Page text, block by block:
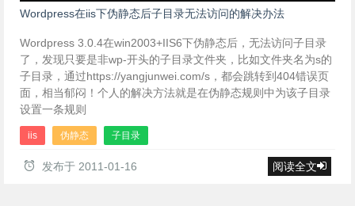
Wordpress在iis下伪静态后子目录无法访问的解决办法
Wordpress 3.0.4在win2003+IIS6下伪静态后，无法访问子目录
了，发现只要是非wp-开头的子目录文件夹，比如文件夹名为s的
子目录，通过https://yangjunwei.com/s，都会跳转到404错误页
面，相当郁闷！个人的解决方法就是在伪静态规则中为该子目录
设置一条规则
iis 伪静态 子目录
发布于 2011-01-16 阅读全文